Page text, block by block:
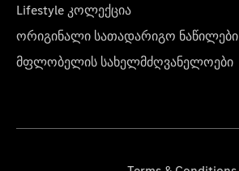
Lifestyle კოლექცია
ორიგინალი სათადარიგო ნაწილები
მფლობელის სახელმძღვანელოები